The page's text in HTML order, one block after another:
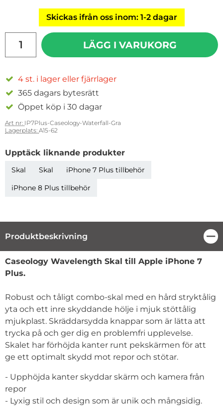
Skickas ifrån oss inom: 1-2 dagar
LÄGG I VARUKORG
4 st. i lager eller fjärrlager
365 dagars bytesrätt
Öppet köp i 30 dagar
Art nr: IP7Plus-Caseology-Waterfall-Gra
Lagerplats: A15-62
Upptäck liknande produkter
Skal Skal
iPhone 7 Plus tillbehör
iPhone 8 Plus tillbehör
Produktbeskrivning
Produktbeskrivning
Caseology Wavelength Skal till Apple iPhone 7
Plus.
Robust och tåligt combo-skal med en hård stryktålig
yta och ett inre skyddande hölje i mjuk stöttålig
mjukplast. Skräddarsydda knappar som är lätta att
trycka på och ger dig en problemfri upplevelse.
Skalet har förhöjda kanter runt pekskärmen för att
ge ett optimalt skydd mot repor och stötar.
- Upphöjda kanter skyddar skärm och kamera från
repor
- Lyxig stil och design som är unik och mångsidig.